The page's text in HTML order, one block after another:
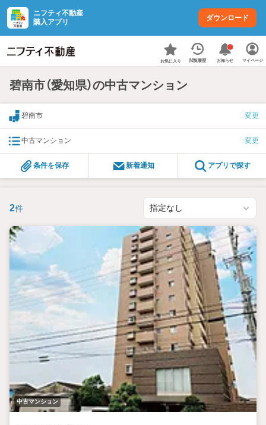
ニフティ不動産
購入アプリ
ダウンロード
お気に入り 閲覧履歴 お知らせ マイページ
碧南市（愛知県）の中古マンション
碧南市 変更
中古マンション 変更
条件を保存 新着通知 アプリで探す
2件
中古マンション